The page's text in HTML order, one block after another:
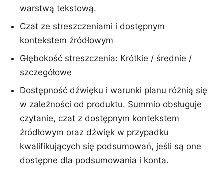
warstwą tekstową.
Czat ze streszczeniami i dostępnym
kontekstem źródłowym
Głębokość streszczenia: Krótkie / średnie /
szczegółowe
Dostępność dźwięku i warunki planu różnią się
w zależności od produktu. Summio obsługuje
czytanie, czat z dostępnym kontekstem
źródłowym oraz dźwięk w przypadku
kwalifikujących się podsumowań, jeśli są one
dostępne dla podsumowania i konta.